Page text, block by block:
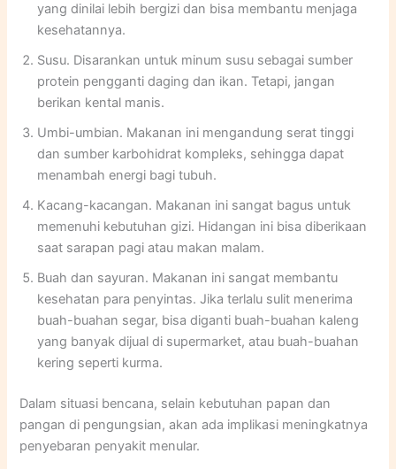
yang dinilai lebih bergizi dan bisa membantu menjaga
kesehatannya.
Susu. Disarankan untuk minum susu sebagai sumber
protein pengganti daging dan ikan. Tetapi, jangan
berikan kental manis.
Umbi-umbian. Makanan ini mengandung serat tinggi
dan sumber karbohidrat kompleks, sehingga dapat
menambah energi bagi tubuh.
Kacang-kacangan. Makanan ini sangat bagus untuk
memenuhi kebutuhan gizi. Hidangan ini bisa diberikaan
saat sarapan pagi atau makan malam.
Buah dan sayuran. Makanan ini sangat membantu
kesehatan para penyintas. Jika terlalu sulit menerima
buah-buahan segar, bisa diganti buah-buahan kaleng
yang banyak dijual di supermarket, atau buah-buahan
kering seperti kurma.
Dalam situasi bencana, selain kebutuhan papan dan
pangan di pengungsian, akan ada implikasi meningkatnya
penyebaran penyakit menular.